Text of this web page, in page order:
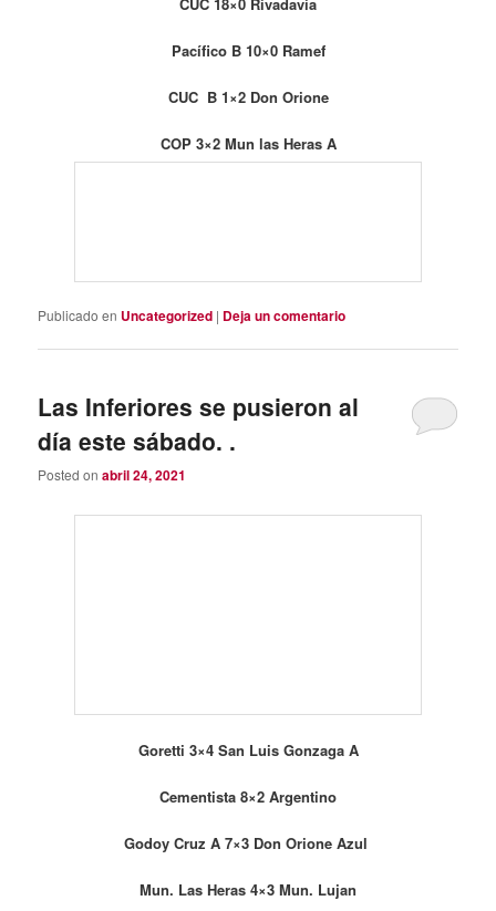
Pacífico B 10×0 Ramef
CUC B 1×2 Don Orione
COP 3×2 Mun las Heras A
día este sábado. .
Gimnasia 4×4 Guaymallén
Vialidad 5×7 Mun. Junin B
La Colonia 3×5 Gimnasio N°1
COP 8×3 Regatas B